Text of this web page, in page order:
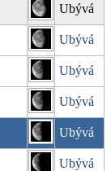
Ubývá
Ubývá
Ubývá
Ubývá
Ubývá
Ubývá